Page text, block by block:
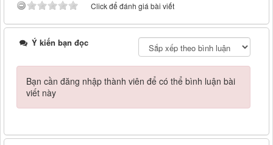
Click để đánh giá bài viết
Ý kiến bạn đọc
Bạn cần đăng nhập thành viên để có thể bình luận bài
viết này